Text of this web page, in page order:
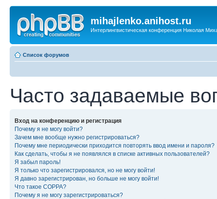
mihajlenko.anihost.ru
Интерлингвистическая конференция Николая
Список форумов
Часто задаваемые
Вход на конференцию и регистрация
Почему я не могу войти?
Зачем мне вообще нужно регистрироваться?
Почему мне периодически приходится повторять ввод имени и пароля?
Как сделать, чтобы я не появлялся в списке активных пользователей?
Я забыл пароль!
Я только что зарегистрировался, но не могу войти!
Я давно зарегистрирован, но больше не могу войти!
Что такое COPPA?
Почему я не могу зарегистрироваться?